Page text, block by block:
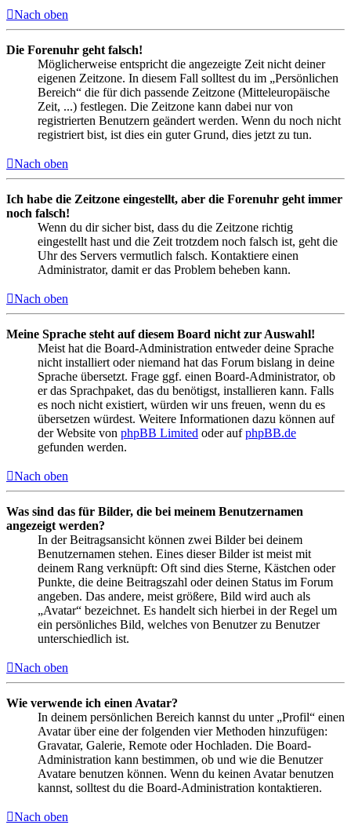
Nach oben
Die Forenuhr geht falsch!
Möglicherweise entspricht die angezeigte Zeit nicht deiner
eigenen Zeitzone. In diesem Fall solltest du im „Persönlichen
Bereich“ die für dich passende Zeitzone (Mitteleuropäische
Zeit, ...) festlegen. Die Zeitzone kann dabei nur von
registrierten Benutzern geändert werden. Wenn du noch nicht
registriert bist, ist dies ein guter Grund, dies jetzt zu tun.
Nach oben
Ich habe die Zeitzone eingestellt, aber die Forenuhr geht immer
noch falsch!
Wenn du dir sicher bist, dass du die Zeitzone richtig
eingestellt hast und die Zeit trotzdem noch falsch ist, geht die
Uhr des Servers vermutlich falsch. Kontaktiere einen
Administrator, damit er das Problem beheben kann.
Nach oben
Meine Sprache steht auf diesem Board nicht zur Auswahl!
Meist hat die Board-Administration entweder deine Sprache
nicht installiert oder niemand hat das Forum bislang in deine
Sprache übersetzt. Frage ggf. einen Board-Administrator, ob
er das Sprachpaket, das du benötigst, installieren kann. Falls
es noch nicht existiert, würden wir uns freuen, wenn du es
übersetzen würdest. Weitere Informationen dazu können auf
der Website von phpBB Limited oder aufphpBB.de
gefunden werden.
Nach oben
Was sind das für Bilder, die bei meinem Benutzernamen
angezeigt werden?
In der Beitragsansicht können zwei Bilder bei deinem
Benutzernamen stehen. Eines dieser Bilder ist meist mit
deinem Rang verknüpft: Oft sind dies Sterne, Kästchen oder
Punkte, die deine Beitragszahl oder deinen Status im Forum
angeben. Das andere, meist größere, Bild wird auch als
„Avatar“ bezeichnet. Es handelt sich hierbei in der Regel um
ein persönliches Bild, welches von Benutzer zu Benutzer
unterschiedlich ist.
Nach oben
Wie verwende ich einen Avatar?
In deinem persönlichen Bereich kannst du unter „Profil“ einen
Avatar über eine der folgenden vier Methoden hinzufügen:
Gravatar, Galerie, Remote oder Hochladen. Die Board-
Administration kann bestimmen, ob und wie die Benutzer
Avatare benutzen können. Wenn du keinen Avatar benutzen
kannst, solltest du die Board-Administration kontaktieren.
Nach oben